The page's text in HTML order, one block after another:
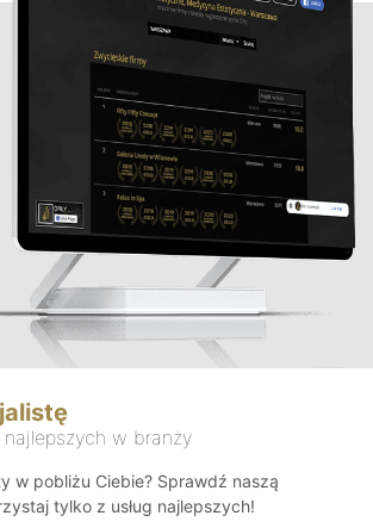
w branży
w pobliżu Ciebie? Sprawdź naszą
tylko z usług najlepszych!